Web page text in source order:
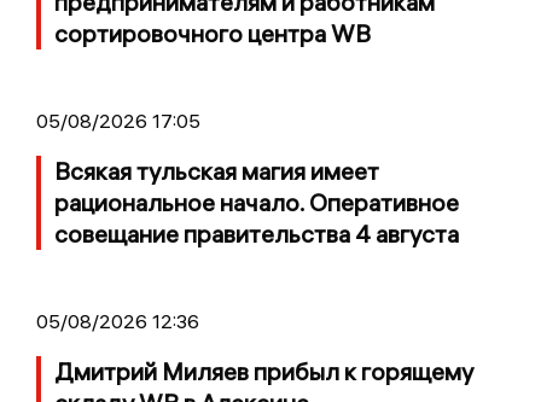
сортировочного центра WB
05/08/2026 17:05
Всякая тульская магия имеет
рациональное начало. Оперативное
совещание правительства 4 августа
05/08/2026 12:36
Дмитрий Миляев прибыл к горящему